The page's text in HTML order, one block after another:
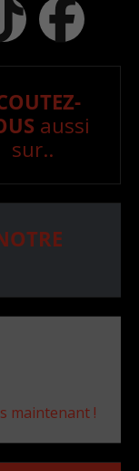
aussi
sur..
maintenant !